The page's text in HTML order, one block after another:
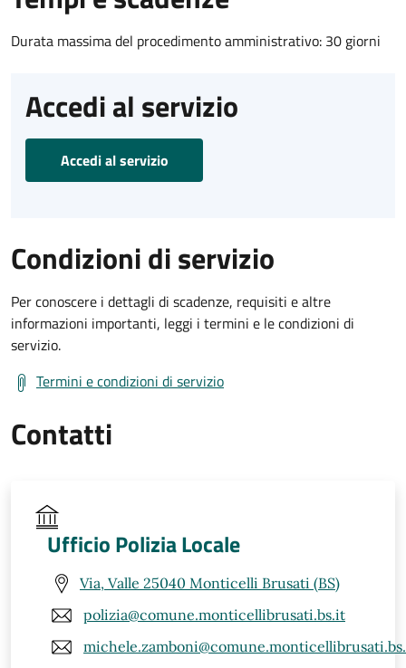
Durata massima del procedimento amministrativo: 30 giorni
Accedi al servizio
Accedi al servizio
Condizioni di servizio
Per conoscere i dettagli di scadenze, requisiti e altre
informazioni importanti, leggi i termini e le condizioni di
servizio.
Termini e condizioni di servizio
Contatti
Ufficio Polizia Locale
Via, Valle 25040 Monticelli Brusati (BS)
polizia@comune.monticellibrusati.bs.it